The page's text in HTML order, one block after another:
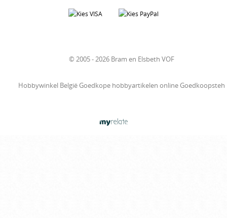
© 2005 - 2026 Bram en Elsbeth VOF
Hobbywinkel België Goedkope hobbyartikelen online Goedkoopsteh